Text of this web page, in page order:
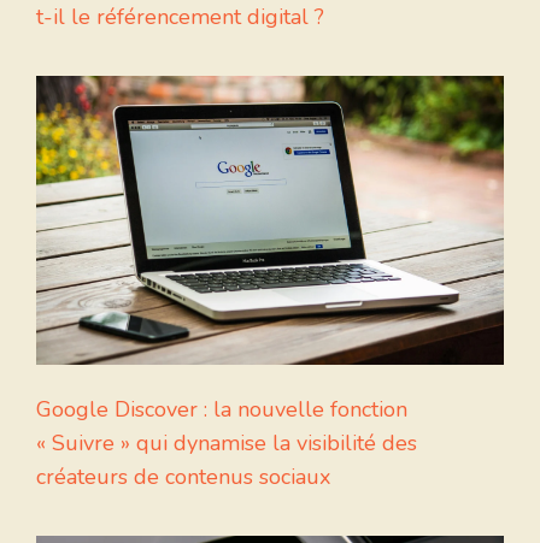
t-il le référencement digital ?
Google Discover : la nouvelle fonction
« Suivre » qui dynamise la visibilité des
créateurs de contenus sociaux